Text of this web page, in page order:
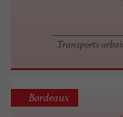
Transports
Bordeaux